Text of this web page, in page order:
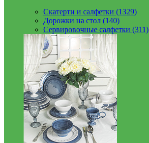
Скатерти и салфетки (1329)
Дорожки на стол (140)
Сервировочные салфетки (311)